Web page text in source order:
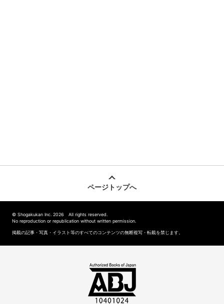
ページトップへ
© Shogakukan Inc. 2026 All rights reserved.
No reproduction or republication without written permission.
掲載の記事・写真・イラスト等のすべてのコンテンツの無断複写・転載を禁じます。